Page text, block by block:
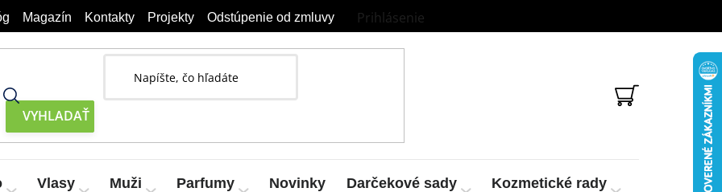
Magazín Kontakty Projekty Odstúpenie od zmluvy Prihlásenie
NÁKUPNÝ
KOŠÍK
Vlasy Muži Parfumy Novinky Darčekové sady Kozmetické rady Vzorky a